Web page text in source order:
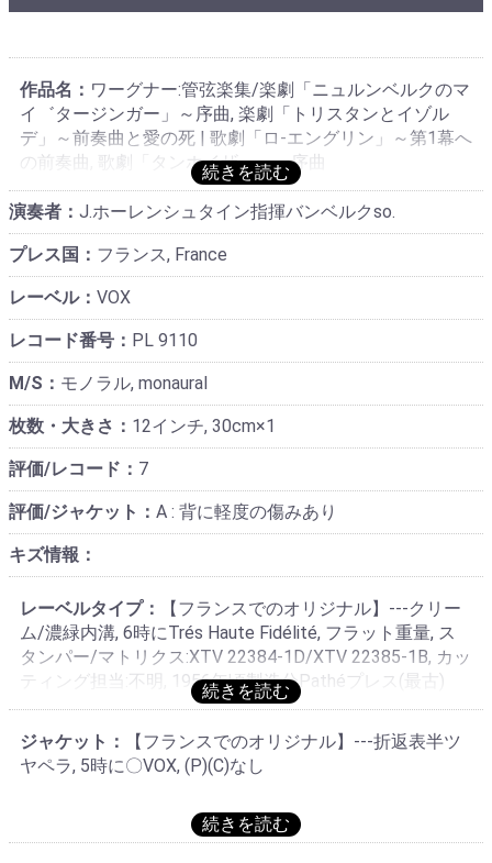
作品名： ワーグナー:管弦楽集/楽劇「ニュルンベルクのマ
イ゛タージンガー」～序曲, 楽劇「トリスタンとイゾル
デ」～前奏曲と愛の死 | 歌劇「ロ-エングリン」～第1幕へ
の前奏曲, 歌劇「タンホイザー」～序曲
演奏者： J.ホーレンシュタイン指揮バンベルクso.
プレス国： フランス, France
レーベル： VOX
レコード番号： PL 9110
M/S： モノラル, monaural
枚数・大きさ： 12インチ, 30cm×1
評価/レコード： 7
評価/ジャケット： A : 背に軽度の傷みあり
キズ情報：
レーベルタイプ：
【フランスでのオリジナル】---クリー
ム/濃緑内溝, 6時にTrés Haute Fidélité, フラット重量, ス
タンパー/マトリクス:XTV 22384-1D/XTV 22385-1B, カッ
ティング担当:不明, 1956年頃製造分Pathéプレス(最古)
ジャケット：
【フランスでのオリジナル】---折返表半ツ
ヤペラ, 5時に〇VOX, (P)(C)なし